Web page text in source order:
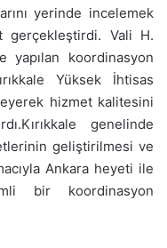
yerinde incelemek
gerçekleştirdi. Vali H.
yapılan koordinasyon
Yüksek İhtisas
hizmet kalitesini
genelinde
geliştirilmesi ve
Ankara heyeti ile
bir koordinasyon